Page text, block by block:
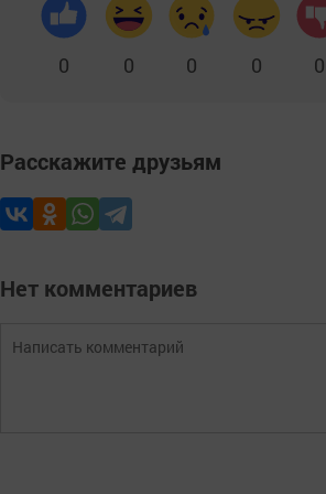
0 0 0 0 0
Расскажите друзьям
Нет комментариев